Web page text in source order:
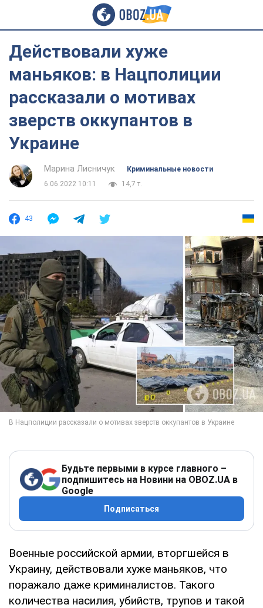
Действовали хуже
маньяков: в Нацполиции
рассказали о мотивах
зверств оккупантов в
Украине
Марина Лисничук
Криминальные новости
6.06.2022 10:11
14,7 т.
43
Будьте первыми в курсе главного –
подпишитесь на Новини на OBOZ.UA в
Google
Подписаться
Военные российской армии, вторгшейся в
Украину, действовали хуже маньяков, что
поражало даже криминалистов. Такого
количества насилия, убийств, трупов и такой